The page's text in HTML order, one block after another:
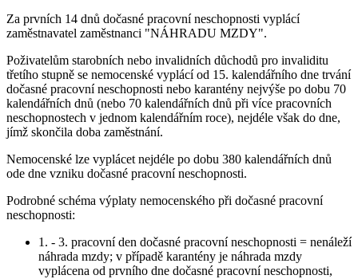
Za prvních 14 dnů dočasné pracovní neschopnosti vyplácí
zaměstnavatel zaměstnanci "NÁHRADU MZDY".
Poživatelům starobních nebo invalidních důchodů pro invaliditu
třetího stupně se nemocenské vyplácí od 15. kalendářního dne trvání
dočasné pracovní neschopnosti nebo karantény nejvýše po dobu 70
kalendářních dnů (nebo 70 kalendářních dnů při více pracovních
neschopnostech v jednom kalendářním roce), nejdéle však do dne,
jímž skončila doba zaměstnání.
Nemocenské lze vyplácet nejdéle po dobu 380 kalendářních dnů
ode dne vzniku dočasné pracovní neschopnosti.
Podrobné schéma výplaty nemocenského při dočasné pracovní
neschopnosti:
1. - 3. pracovní den dočasné pracovní neschopnosti = nenáleží
náhrada mzdy; v případě karantény je náhrada mzdy
vyplácena od prvního dne dočasné pracovní neschopnosti,